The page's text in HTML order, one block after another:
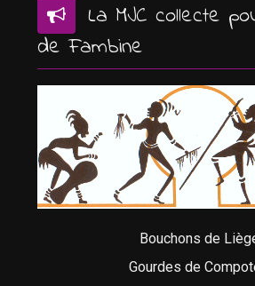
La MJC collecte
de Fambine
Bouchons de
Gourdes de